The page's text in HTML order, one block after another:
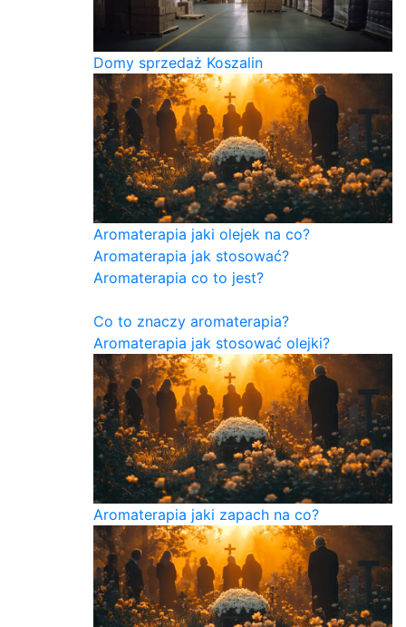
Domy sprzedaż Koszalin
Aromaterapia jaki olejek na co?
Aromaterapia jak stosować?
Aromaterapia co to jest?
Co to znaczy aromaterapia?
Aromaterapia jak stosować olejki?
Aromaterapia jaki zapach na co?